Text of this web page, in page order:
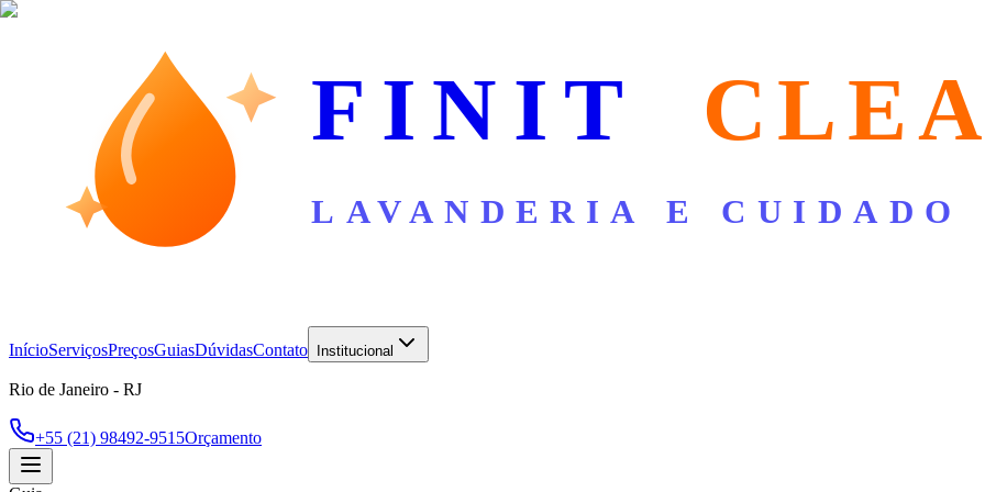
FINIT
LAVANDERIA E CUIDADO
InícioServiçosPreçosGuiasDúvidasContato Institucional
Rio de Janeiro - RJ
+55 (21) 98492-9515Orçamento